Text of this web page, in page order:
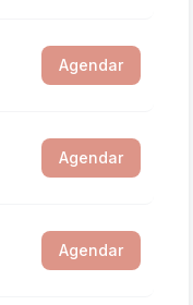
Agendar
Agendar
Agendar